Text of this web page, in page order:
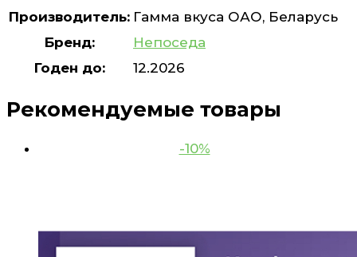
Производитель: Гамма вкуса ОАО, Беларусь
Бренд:
Непоседа
Годен до:
12.2026
Рекомендуемые товары
-10%